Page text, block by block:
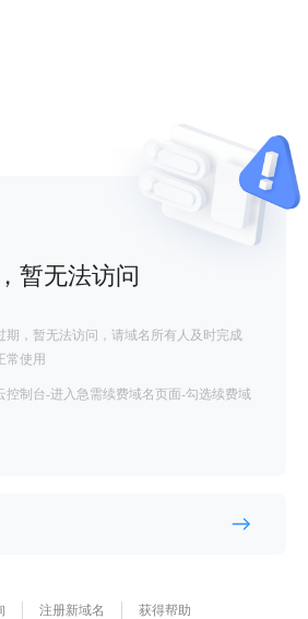
暂无法访问
期，暂无法访问，请域名所有人及时完成
常使用
控制台-进入急需续费域名页面-勾选续费域
注册新域名 获得帮助